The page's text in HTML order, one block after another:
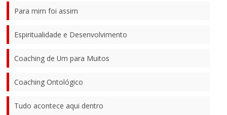
Para mim foi assim
Espiritualidade e Desenvolvimento
Coaching de Um para Muitos
Coaching Ontológico
Tudo acontece aqui dentro